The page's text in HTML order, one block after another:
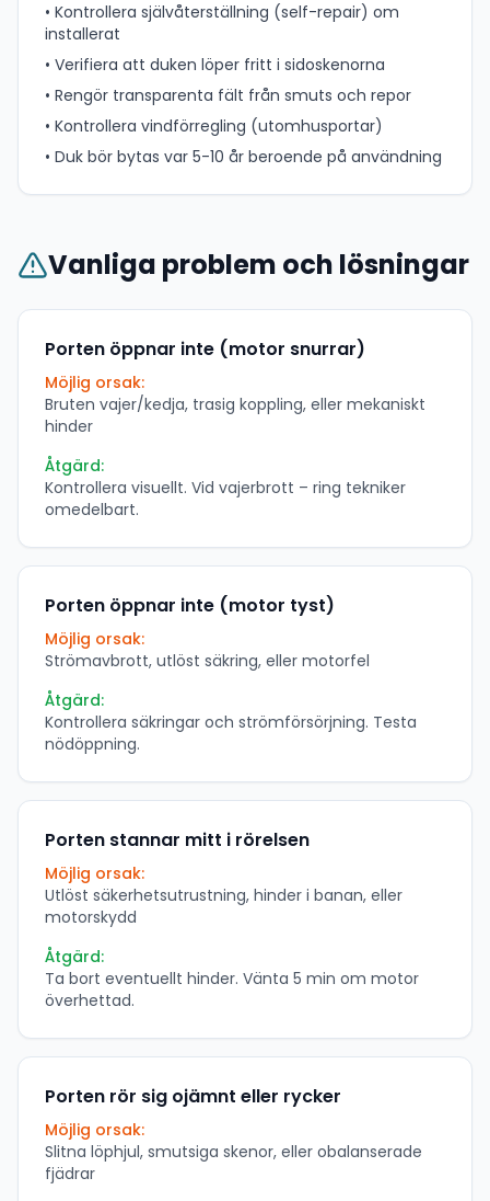
• Kontrollera självåterställning (self-repair) om
installerat
• Verifiera att duken löper fritt i sidoskenorna
• Rengör transparenta fält från smuts och repor
• Kontrollera vindförregling (utomhusportar)
• Duk bör bytas var 5-10 år beroende på användning
Vanliga problem och lösningar
Porten öppnar inte (motor snurrar)
Möjlig orsak:
Bruten vajer/kedja, trasig koppling, eller mekaniskt
hinder
Åtgärd:
Kontrollera visuellt. Vid vajerbrott – ring tekniker
omedelbart.
Porten öppnar inte (motor tyst)
Möjlig orsak:
Strömavbrott, utlöst säkring, eller motorfel
Åtgärd:
Kontrollera säkringar och strömförsörjning. Testa
nödöppning.
Porten stannar mitt i rörelsen
Möjlig orsak:
Utlöst säkerhetsutrustning, hinder i banan, eller
motorskydd
Åtgärd:
Ta bort eventuellt hinder. Vänta 5 min om motor
överhettad.
Porten rör sig ojämnt eller rycker
Möjlig orsak:
Slitna löphjul, smutsiga skenor, eller obalanserade
fjädrar